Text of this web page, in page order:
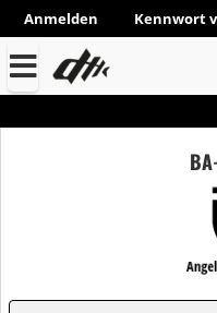
Anmelden Kennwort